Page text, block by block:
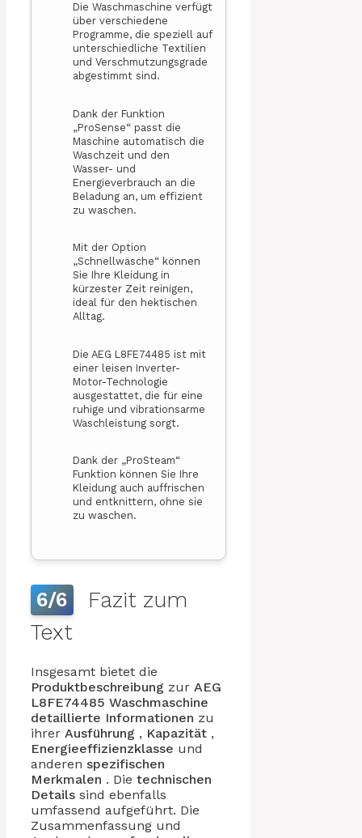
Die Waschmaschine verfügt
über verschiedene
Programme, die speziell auf
unterschiedliche Textilien
und Verschmutzungsgrade
abgestimmt sind.
Dank der Funktion
„ProSense“ passt die
Maschine automatisch die
Waschzeit und den
Wasser- und
Energieverbrauch an die
Beladung an, um effizient
zu waschen.
Mit der Option
„Schnellwäsche“ können
Sie Ihre Kleidung in
kürzester Zeit reinigen,
ideal für den hektischen
Alltag.
Die AEG L8FE74485 ist mit
einer leisen Inverter-
Motor-Technologie
ausgestattet, die für eine
ruhige und vibrationsarme
Waschleistung sorgt.
Dank der „ProSteam“
Funktion können Sie Ihre
Kleidung auch auffrischen
und entknittern, ohne sie
zu waschen.
6/6
Fazit zum
Text
Insgesamt bietet die
Produktbeschreibung zur AEG
L8FE74485 Waschmaschine
detaillierte Informationen zu
ihrer Ausführung , Kapazität ,
Energieeffizienzklasse und
anderen spezifischen
Merkmalen . Die technischen
Details sind ebenfalls
umfassend aufgeführt. Die
Zusammenfassung und